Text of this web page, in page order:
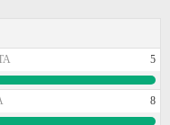
5
8